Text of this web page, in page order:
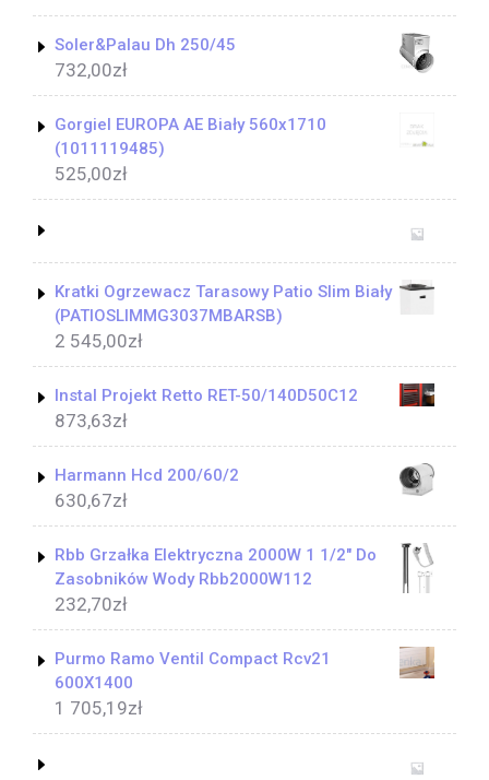
Soler&Palau Dh 250/45
732,00zł
Gorgiel EUROPA AE Biały 560x1710
(1011119485)
525,00zł
Kratki Ogrzewacz Tarasowy Patio Slim Biały
(PATIOSLIMMG3037MBARSB)
2 545,00zł
Instal Projekt Retto RET-50/140D50C12
873,63zł
Harmann Hcd 200/60/2
630,67zł
Rbb Grzałka Elektryczna 2000W 1 1/2" Do
Zasobników Wody Rbb2000W112
232,70zł
Purmo Ramo Ventil Compact Rcv21
600X1400
1 705,19zł